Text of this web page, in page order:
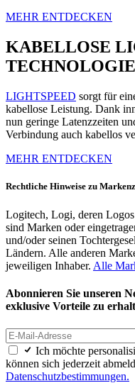
MEHR ENTDECKEN
KABELLOSE
TECHNOLOGIE
LIGHTSPEED sorgt für
kabellose Leistung. Dank
nun geringe Latenzzeiten
Verbindung auch kabellos
MEHR ENTDECKEN
Rechtliche Hinweise zu
Logitech, Logi, deren
sind Marken oder
und/oder seinen
Ländern. Alle anderen
jeweiligen Inhaber. Alle
Abonnieren Sie unseren
exklusive Vorteile zu
Ich möchte
können sich jederzeit
Datenschutzbestimmungen.